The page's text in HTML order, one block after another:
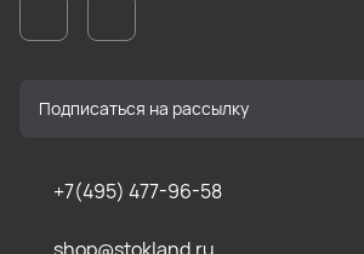
+7(495) 477-96-58